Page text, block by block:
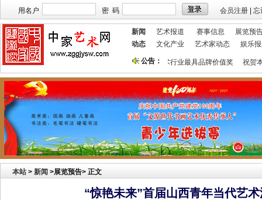
用名户 密 码 会员注册 忘
新闻 艺术报道 赛事信息
展览预
动态
文化产业 艺术家动态 娱乐
公告：
本站欢迎艺术家宣传投放！ 祝贺本站获艺术行业最具品牌价值奖 祝贺
本站 > 新闻 >展览预告> 正文
“惊艳未来”首届山西青年当代艺